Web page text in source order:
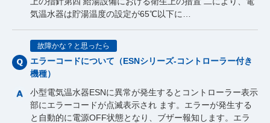
気温水器は貯湯温度の設定が65℃以下に…
故障かな？と思ったら
エラーコードについて（ESNシリーズ-コントローラー付き
機種）
小型電気温水器ESNに異常が発生するとコントローラー表示
部にエラーコードが点滅表示され ます。エラーが発生する
と自動的に電源OFF状態となり、ブザー報知します。エラ